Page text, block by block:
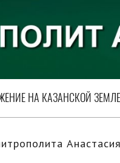
НА КАЗАНСКОЙ ЗЕМЛЕ